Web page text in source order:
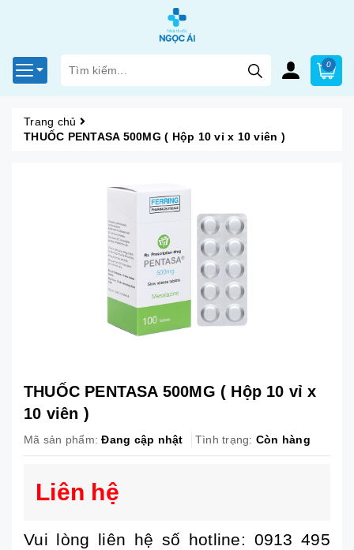
0
Trang chủ
THUỐC PENTASA 500MG ( Hộp 10 vỉ x 10 viên )
THUỐC PENTASA 500MG ( Hộp 10 vỉ x
10 viên )
Mã sản phẩm: Đang cập nhật Tình trạng: Còn hàng
Liên hệ
Vui lòng liên hệ số hotline: 0913 495